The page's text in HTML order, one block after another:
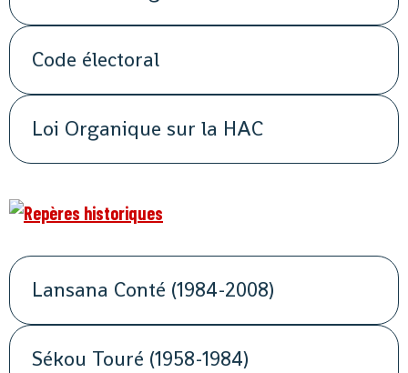
Code électoral
Loi Organique sur la HAC
Lansana Conté (1984-2008)
Sékou Touré (1958-1984)